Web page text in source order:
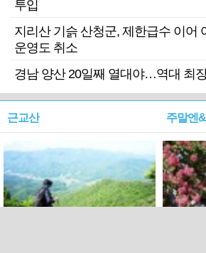
투입
지리산 기슭 산청군, 제한급수 이어
운영도 취소
경남 양산 20일째 열대야…역대 최
근교산 주말엔